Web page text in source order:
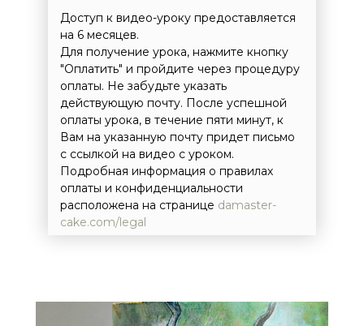
Доступ к видео-уроку предоставляется
на 6 месяцев.
Для получение урока, нажмите кнопку
"Оплатить" и пройдите через процедуру
оплаты. Не забудьте указать
действующую почту. После успешной
оплаты урока, в течение пяти минут, к
Вам на указанную почту придет письмо
с ссылкой на видео с уроком.
Подробная информация о правилах
оплаты и конфиденциальности
расположена на странице damaster-
cake.com/legal